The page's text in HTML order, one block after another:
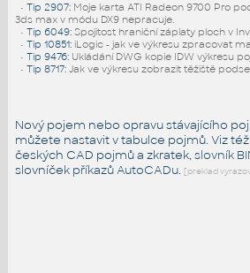
• Tip 2907: Moje karta ATI Radeon 9700 Pro
3ds max v módu DX9 nepracuje.
• Tip 6049: Spojitost hraniční záplaty ploch v
• Tip 10851: iLogic - jak ve výkresu zpracovat
• Tip 9476: Ukládání DWG kopie IDW výkresu
• Tip 8717: Jak ve výkresu zobrazit těžiště
Nový pojem nebo opravu stávajícího
můžete nastavit v tabulce pojmů. Viz též
českých CAD pojmů a zkratek,slovník
slovníček příkazů AutoCADu. [preklad